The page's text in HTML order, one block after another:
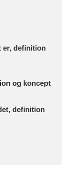
er, definition
og koncept
definition